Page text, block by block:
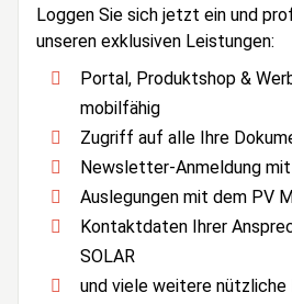
Loggen Sie sich jetzt ein und
unseren exklusiven Leistungen:
Portal, Produktshop &
mobilfähig
Zugriff auf alle Ihre
Newsletter-Anmeldung
Auslegungen mit dem PV
Kontaktdaten Ihrer
SOLAR
und viele weitere